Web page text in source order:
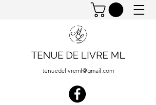
TENUE DE LIVRE ML
tenuedelivreml@gmail.com